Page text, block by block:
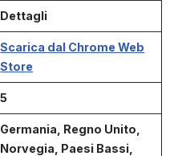
Dettagli
Scarica dal Chrome Web
Store
5
Germania, Regno Unito,
Norvegia, Paesi Bassi,